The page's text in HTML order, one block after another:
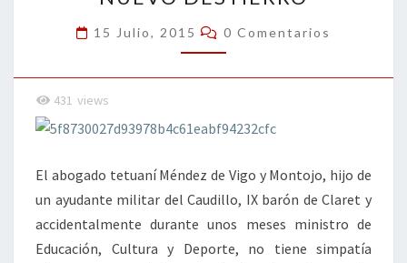
15 Julio, 2015 Comentarios
0 Comentarios
431 views
El abogado tetuaní Méndez de Vigo y Montojo, hijo de
un ayudante militar del Caudillo, IX barón de Claret y
accidentalmente durante unos meses ministro de
Educación, Cultura y Deporte, no tiene simpatía